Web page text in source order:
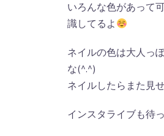
いろんな色があって
識してるよ
ネイルの色は大人っ
な(^.^)
ネイルしたらまた見せ
インスタライブも待